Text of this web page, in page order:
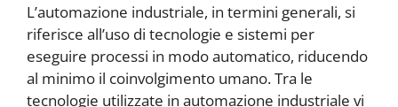
L’automazione industriale, in termini generali, si
riferisce all’uso di tecnologie e sistemi per
eseguire processi in modo automatico, riducendo
al minimo il coinvolgimento umano. Tra le
tecnologie utilizzate in automazione industriale vi